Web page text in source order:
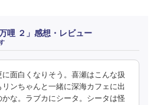
哩 ２」感想・レビュー
面白くなりそう。喜瀬はこんな扱
ンちゃんと一緒に深海カフェに出
かな。ラブカにシータ。シータは怪